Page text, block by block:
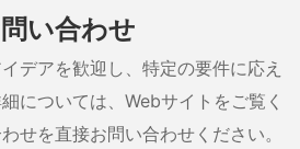
い合わせ
デアを歓迎し、特定の要件に応え
については、Webサイトをご覧く
せを直接お問い合わせください。